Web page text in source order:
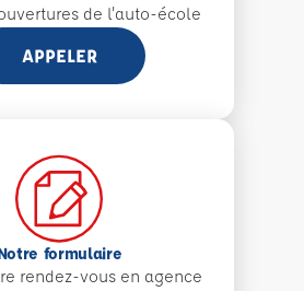
de l'auto-école
APPELER
formulaire
rendez-vous en agence